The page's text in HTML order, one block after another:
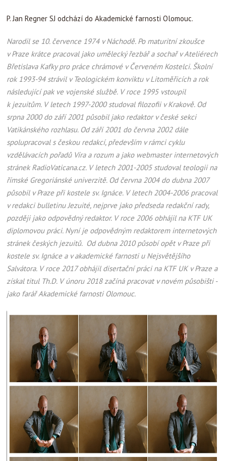
P. Jan Regner SJ odchází do Akademické farnosti Olomouc.
Narodil se 10. července 1974 v Náchodě. Po maturitní zkoušce
v Praze krátce pracoval jako umělecký řezbář a sochař v Ateliérech
Břetislava Kafky pro práce chrámové v Červeném Kostelci. Školní
rok 1993-94 strávil v Teologickém konviktu v Litoměřicích a rok
následující pak ve vojenské službě. V roce 1995 vstoupil
k jezuitům. V letech 1997-2000 studoval filozofii v Krakově. Od
srpna 2000 do září 2001 působil jako redaktor v české sekci
Vatikánského rozhlasu. Od září 2001 do června 2002 dále
spolupracoval s českou redakcí, především v rámci cyklu
vzdělávacích pořadů Víra a rozum a jako webmaster internetových
stránek RadioVaticana.cz. V letech 2001-2005 studoval teologii na
římské Gregoriánské univerzitě. Od června 2004 do dubna 2007
působil v Praze při kostele sv. Ignáce. V letech 2004-2006 pracoval
v redakci bulletinu Jezuité, nejprve jako předseda redakční rady,
později jako odpovědný redaktor. V roce 2006 obhájil na KTF UK
diplomovou práci. Nyní je odpovědným redaktorem internetových
stránek českých jezuitů. Od dubna 2010 působí opět v Praze při
kostele sv. Ignáce a v akademické farnosti u Nejsvětějšího
Salvátora. V roce 2017 obhájil disertační práci na KTF UK v Praze a
získal titul Th.D. V únoru 2018 začíná pracovat v novém působišti -
jako farář Akademické farnosti Olomouc.